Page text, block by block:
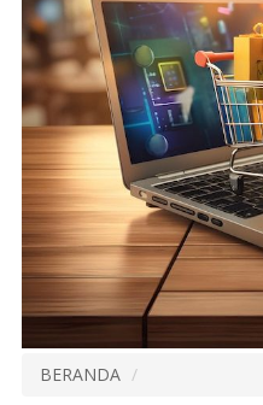
BERANDA